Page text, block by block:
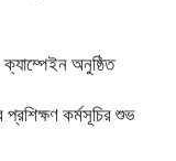
ক্যাম্পেইন অনুষ্ঠিত
প্রশিক্ষণ কর্মসূচির শুভ